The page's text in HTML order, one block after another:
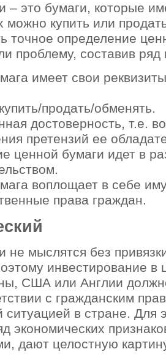
– это бумаги, которые
можно купить или
точное определение
проблему, составив ряд
имеет свои
продать/обменять.
достоверность, т.е.
претензий ее
ценной бумаги идет в
воплощает в себе
права граждан.
не мыслятся без
инвестирование в
США или Англии
с гражданским
ситуацией в стране. Для
экономических
дают целостную